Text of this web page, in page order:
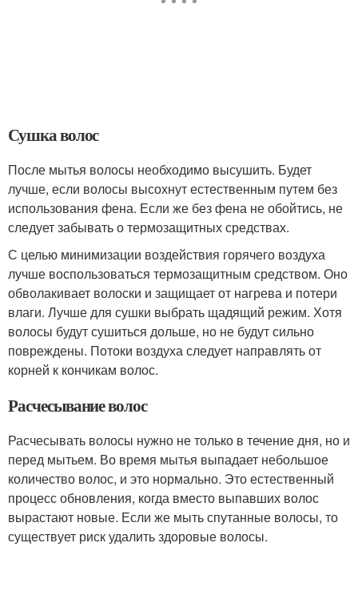
Сушка волос
После мытья волосы необходимо высушить. Будет
лучше, если волосы высохнут естественным путем без
использования фена. Если же без фена не обойтись, не
следует забывать о термозащитных средствах.
С целью минимизации воздействия горячего воздуха
лучше воспользоваться термозащитным средством. Оно
обволакивает волоски и защищает от нагрева и потери
влаги. Лучше для сушки выбрать щадящий режим. Хотя
волосы будут сушиться дольше, но не будут сильно
повреждены. Потоки воздуха следует направлять от
корней к кончикам волос.
Расчесывание волос
Расчесывать волосы нужно не только в течение дня, но и
перед мытьем. Во время мытья выпадает небольшое
количество волос, и это нормально. Это естественный
процесс обновления, когда вместо выпавших волос
вырастают новые. Если же мыть спутанные волосы, то
существует риск удалить здоровые волосы.